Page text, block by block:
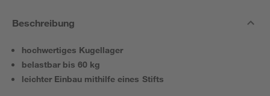
Beschreibung
hochwertiges Kugellager
belastbar bis 60 kg
leichter Einbau mithilfe eines Stifts